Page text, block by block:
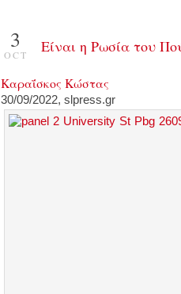
3
OCT Είναι η Ρωσία του
Καραΐσκος Κώστας
30/09/2022, slpress.gr